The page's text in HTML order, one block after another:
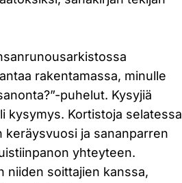
rakentamassa, minulle
puhelut. Kysyjiä
kysymys. Kortistoja selatessa
keräysvuosi ja sananparren
yhteyteen.
niiden soittajien kanssa,